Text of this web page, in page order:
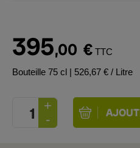
395,00 € TTC
Bouteille 75 cl | 526,67 € / Litre